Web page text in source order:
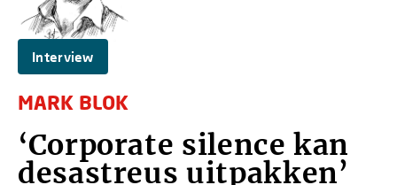
Interview
MARK BLOK
‘Corporate silence kan
desastreus uitpakken’